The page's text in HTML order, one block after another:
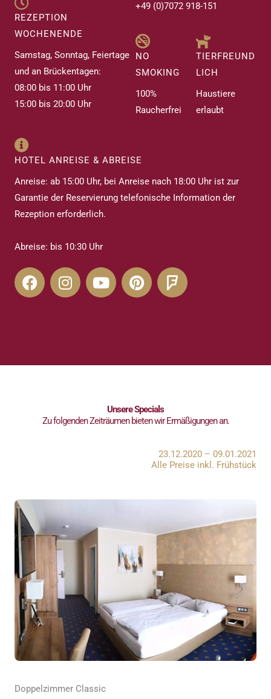
REZEPTION
WOCHENENDE
Samstag, Sonntag, Feiertage
und an Brückentagen:
08:00 bis 11:00 Uhr
15:00 bis 20:00 Uhr
+49 (0)7072 918-151
NO
SMOKING
100%
Raucherfrei
TIERFREUND
LICH
Haustiere
erlaubt
HOTEL ANREISE & ABREISE
Anreise: ab 15:00 Uhr, bei Anreise nach 18:00 Uhr ist zur
Garantie der Reservierung telefonische Information der
Rezeption erforderlich.
Abreise: bis 10:30 Uhr
F
a
o
I
n
r
Y
o
e
P
i
e
F
o
u
Unsere Specials
Zu folgenden Zeiträumen bieten wir Ermäßigungen an.
23.12.2020 – 09.01.2021
Alle Preise inkl. Frühstück
Doppelzimmer Classic